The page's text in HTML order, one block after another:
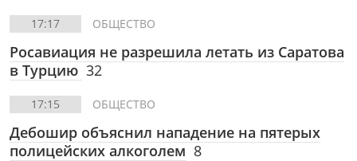
17:17 ОБЩЕСТВО
Росавиация не разрешила летать из Саратова
в Турцию 32
17:15 ОБЩЕСТВО
Дебошир объяснил нападение на пятерых
полицейских алкоголем 8